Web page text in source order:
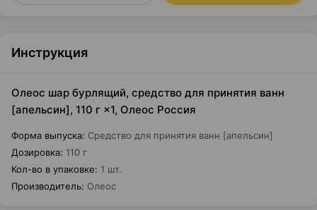
Инструкция
Олеос шар бурлящий, средство для принятия ванн
[апельсин], 110 г ×1, Олеос Россия
Форма выпуска: Средство для принятия ванн [апельсин]
Дозировка: 110 г
Кол-во в упаковке: 1 шт.
Производитель: Олеос